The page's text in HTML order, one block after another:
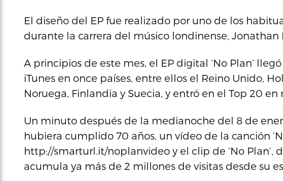
El diseño del EP fue realizado por uno de los
durante la carrera del músico londinense, Jonathan
A principios de este mes, el EP digital ‘No Plan’
iTunes en once países, entre ellos el Reino Unido,
Noruega, Finlandia y Suecia, y entró en el Top 20 en
Un minuto después de la medianoche del 8 de
hubiera cumplido 70 años, un vídeo de la canción
http://smarturl.it/noplanvideo y el clip de ‘No Plan’,
acumula ya más de 2 millones de visitas desde su